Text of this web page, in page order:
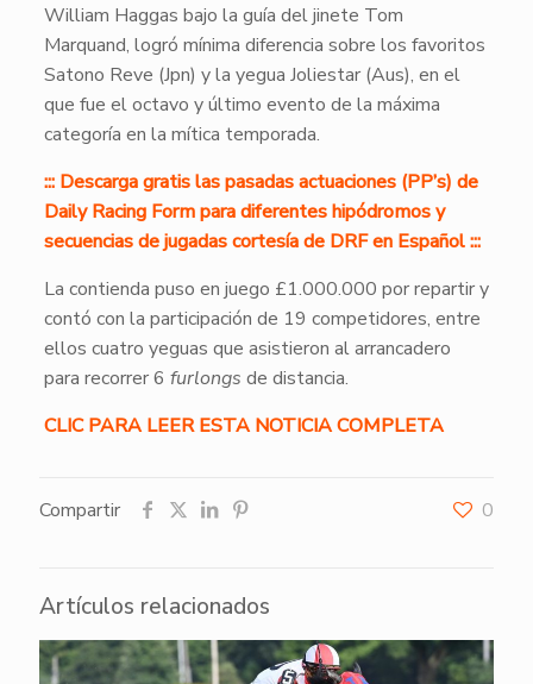
William Haggas bajo la guía del jinete Tom
Marquand, logró mínima diferencia sobre los favoritos
Satono Reve (Jpn) y la yegua Joliestar (Aus), en el
que fue el octavo y último evento de la máxima
categoría en la mítica temporada.
::: Descarga gratis las pasadas actuaciones (PP’s) de
Daily Racing Form para diferentes hipódromos y
secuencias de jugadas cortesía de DRF en Español :::
La contienda puso en juego £1.000.000 por repartir y
contó con la participación de 19 competidores, entre
ellos cuatro yeguas que asistieron al arrancadero
para recorrer 6 furlongs de distancia.
CLIC PARA LEER ESTA NOTICIA COMPLETA
Compartir 0
Artículos relacionados